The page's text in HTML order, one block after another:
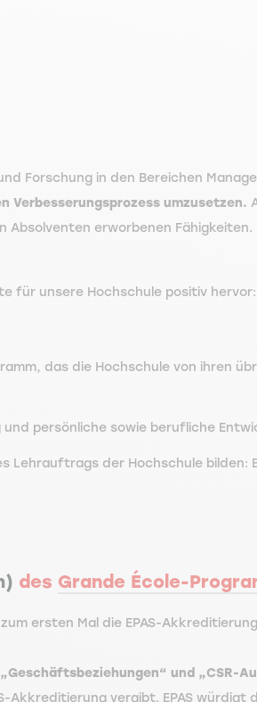
Forschung in den Bereichen
Verbesserungsprozess umzusetzen.
Absolventen erworbenen Fähigkeiten.
für unsere Hochschule positiv hervor:
das die Hochschule von ihren
und persönliche sowie berufliche
Lehrauftrags der Hochschule bilden:
des Grande École-
ersten Mal die EPAS-
und „CSR-
Akkreditierung vergibt. EPAS würdigt